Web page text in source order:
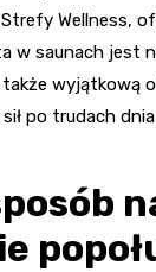
Wellness,
w saunach jest
także wyjątkową
sił po trudach